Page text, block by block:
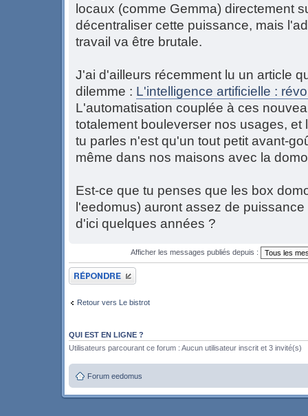
locaux (comme Gemma) directement
décentraliser cette puissance, mais
travail va être brutale.
J'ai d'ailleurs récemment lu un article
dilemme : L'intelligence artificielle :
L'automatisation couplée à ces
totalement bouleverser nos usages,
tu parles n'est qu'un tout petit avant-
même dans nos maisons avec la
Est-ce que tu penses que les box
l'eedomus) auront assez de
d'ici quelques années ?
Afficher les messages publiés depuis :
Publier une réponse
Retour vers Le bistrot
QUI EST EN LIGNE ?
Utilisateurs parcourant ce forum : Aucun utilisateur inscrit et 3 invité(s)
Forum eedomus